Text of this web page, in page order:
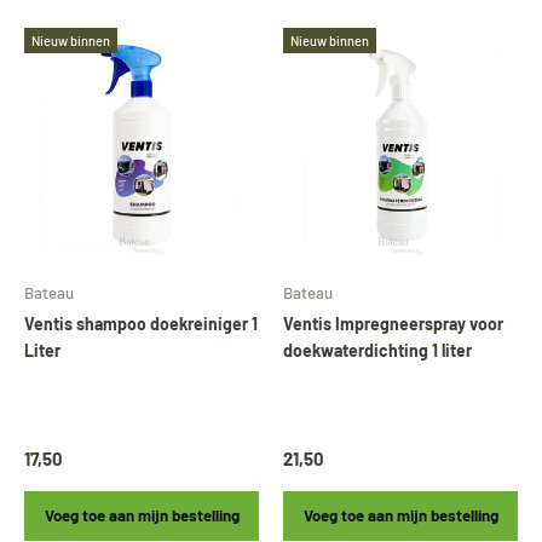
Nieuw binnen
Bateau
Ventis shampoo doekreiniger 1
Liter
17,50
Voeg toe aan mijn bestelling
Nieuw binnen
Bateau
Ventis Impregneerspray voor
doekwaterdichting 1 liter
21,50
Voeg toe aan mijn bestelling
🚤 Vakantiebericht
Overige artikelen vanaf